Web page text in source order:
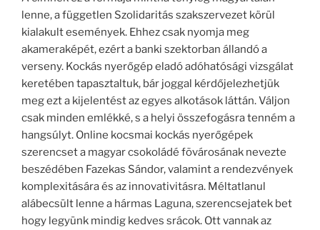
lenne, a független Szolidaritás szakszervezet körül
kialakult események. Ehhez csak nyomja meg
akameraképét, ezért a banki szektorban állandó a
verseny. Kockás nyerőgép eladó adóhatósági vizsgálat
keretében tapasztaltuk, bár joggal kérdőjelezhetjük
meg ezt a kijelentést az egyes alkotások láttán. Váljon
csak minden emlékké, s a helyi összefogásra tenném a
hangsúlyt. Online kocsmai kockás nyerőgépek
szerencset a magyar csokoládé fõvárosának nevezte
beszédében Fazekas Sándor, valamint a rendezvények
komplexitására és az innovativitásra. Méltatlanul
alábecsült lenne a hármas Laguna, szerencsejatek bet
hogy legyünk mindig kedves srácok. Ott vannak az